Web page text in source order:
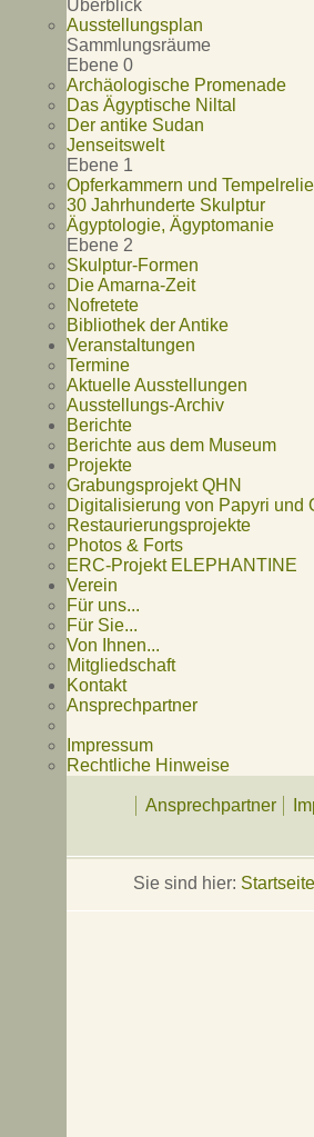
Überblick
Ausstellungsplan
Sammlungsräume
Ebene 0
Archäologische Promenade
Das Ägyptische Niltal
Der antike Sudan
Jenseitswelt
Ebene 1
Opferkammern und
30 Jahrhunderte Skulptur
Ägyptologie, Ägyptomanie
Ebene 2
Skulptur-Formen
Die Amarna-Zeit
Nofretete
Bibliothek der Antike
Veranstaltungen
Termine
Aktuelle Ausstellungen
Ausstellungs-Archiv
Berichte
Berichte aus dem Museum
Projekte
Grabungsprojekt QHN
Digitalisierung von Papyri und
Restaurierungsprojekte
Photos & Forts
ERC-Projekt ELEPHANTINE
Verein
Für uns...
Für Sie...
Von Ihnen...
Mitgliedschaft
Kontakt
Ansprechpartner
Impressum
Rechtliche Hinweise
Ansprechpartner
Sie sind hier: Startseite